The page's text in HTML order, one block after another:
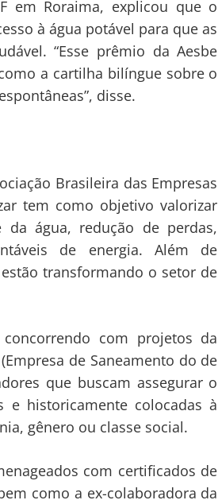
em Roraima, explicou que o
à água potável para que as
“Esse prêmio da Aesbe
a cartilha bilíngue sobre o
disse.
Brasileira das Empresas
tem como objetivo valorizar
água, redução de perdas,
de energia. Além de
transformando o setor de
com projetos da
de Saneamento do de
que buscam assegurar o
e historicamente colocadas à
gênero ou classe social.
com certificados de
como a ex-colaboradora da